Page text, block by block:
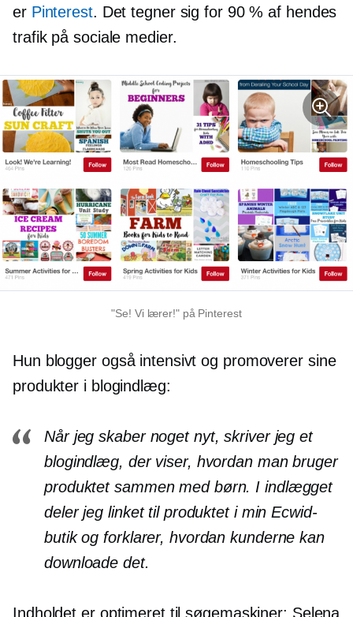
er Pinterest. Det tegner sig for 90 % af hendes
trafik på sociale medier.
"Se! Vi lærer!" på Pinterest
Hun blogger også intensivt og promoverer sine
produkter i blogindlæg:
Når jeg skaber noget nyt, skriver jeg et
blogindlæg, der viser, hvordan man bruger
produktet sammen med børn. I indlægget
deler jeg linket til produktet i min Ecwid-
butik og forklarer, hvordan kunderne kan
downloade det.
Indholdet er optimeret til søgemaskiner: Selena